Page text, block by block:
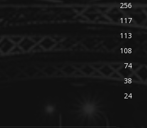
256
117
113
108
74
38
24